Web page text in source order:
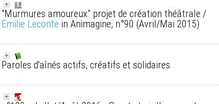
"Murmures amoureux" projet de création théâtrale /
Emilie Leconte in Animagine, n°90 (Avril/Mai 2015)
Paroles d'aînés actifs, créatifs et solidaires